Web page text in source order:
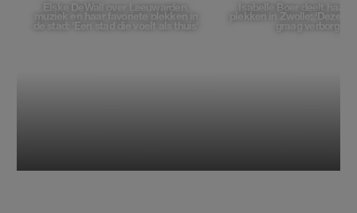
Elske DeWall over Leeuwarden,
muziek en haar favoriete plekken in
de stad: 'Een stad die voelt als thuis'
Isabelle Boer deelt haar
plekken in Zwolle: 'Deze
graag verborgen'